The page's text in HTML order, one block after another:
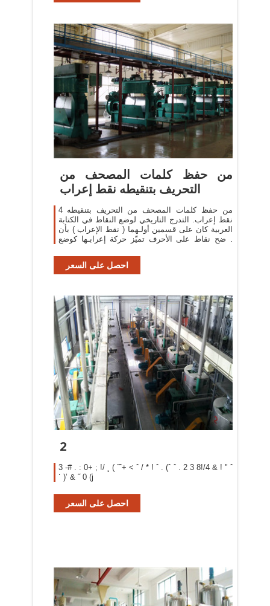
من حفظ كلمات المصحف من
التحريف بتنقيطه نقط إعراب
4 من حفظ كلمات المصحف من التحريف بتنقيطه
نقط إعراب. التدرج التاريخي لوضع النقاط في الكتابة
العربية كان على قسمين أولـهما ( نقط الإعراب ) بأن
توضح نقاط على الأحرف تميّز حركة إعرابـها كوضع
احصل على السعر
2
3 -# . : 0+ ; !/ ˛ ( ˝ˆ+ < ˆ / * ! ˆ . (ˆ ˆ . 2 3 8!/4 & ! " ˆ
˙ )’ & ˝ 0 (j
احصل على السعر